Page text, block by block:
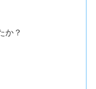
か？